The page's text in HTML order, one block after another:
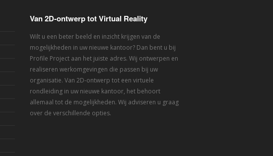
Van 2D-ontwerp tot Virtual Reality
Wilt u een beter beeld en inzicht krijgen van de
mogelijkheden in uw nieuwe kantoor? Dan bent u bij
Profile Project aan het juiste adres. Wij ontwerpen en
realiseren werkomgevingen die passen bij uw
organisatie. Van 2D-ontwerp tot een virtuele
rondleiding in uw nieuwe kantoor, het behoort
allemaal tot de mogelijkheden. Wij adviseren u graag
over de verschillende opties.